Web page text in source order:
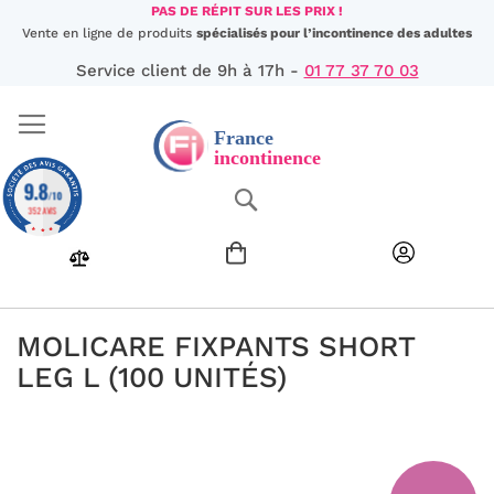
Aller
au
PAS DE RÉPIT SUR LES PRIX !
Vente en ligne de produits spécialisés pour l’incontinence des adultes
Service client de 9h à 17h - 01 77 37 70 03
MOLICARE FIXPANTS SHORT
LEG L (100 UNITÉS)
9.8/10
352 AVIS